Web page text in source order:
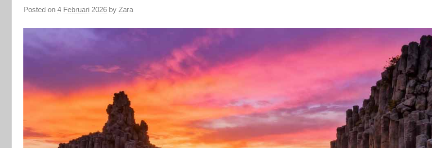
Posted on 4 Februari 2026 by Zara